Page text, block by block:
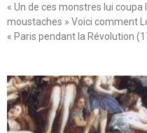
« Un de ces monstres lui
moustaches » Voici comment
« Paris pendant la Révolution